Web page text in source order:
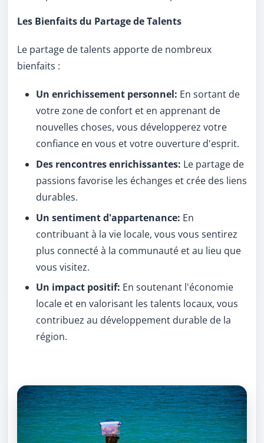
Les Bienfaits du Partage de Talents
Le partage de talents apporte de nombreux
bienfaits :
Un enrichissement personnel: En sortant de
votre zone de confort et en apprenant de
nouvelles choses, vous développerez votre
confiance en vous et votre ouverture d'esprit.
Des rencontres enrichissantes: Le partage de
passions favorise les échanges et crée des liens
durables.
Un sentiment d'appartenance: En
contribuant à la vie locale, vous vous sentirez
plus connecté à la communauté et au lieu que
vous visitez.
Un impact positif: En soutenant l'économie
locale et en valorisant les talents locaux, vous
contribuez au développement durable de la
région.